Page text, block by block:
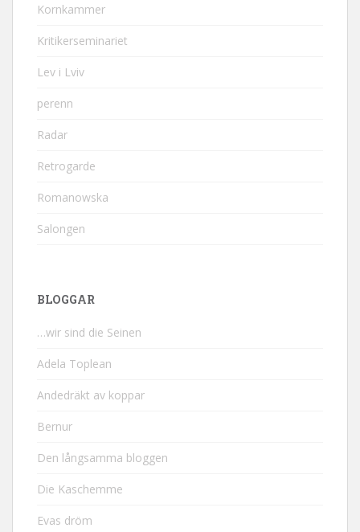
Kornkammer
Kritikerseminariet
Lev i Lviv
perenn
Radar
Retrogarde
Romanowska
Salongen
BLOGGAR
…wir sind die Seinen
Adela Toplean
Andedräkt av koppar
Bernur
Den långsamma bloggen
Die Kaschemme
Evas dröm